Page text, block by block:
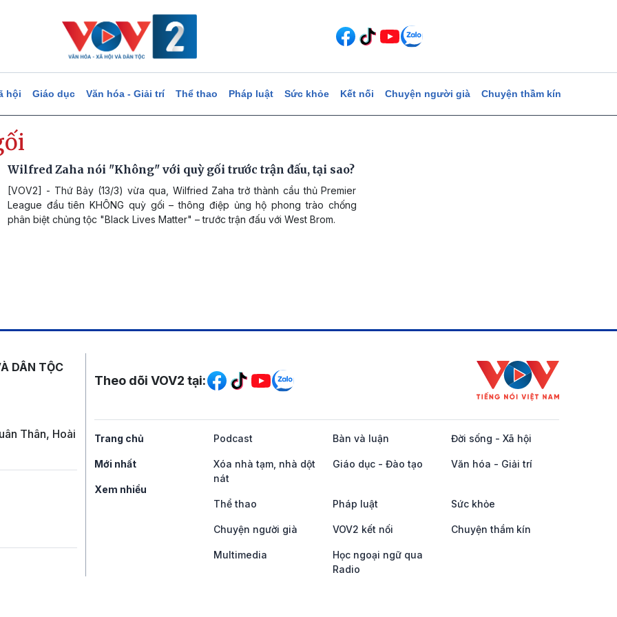
hội Giáo dục Văn hóa - Giải trí Thể thao Pháp luật Sức khỏe Kết nối Chuyện người già Chuyện thầm kín
Wilfred Zaha nói "Không" với quỳ gối trước trận đấu, tại sao?
[VOV2] - Thứ Bảy (13/3) vừa qua, Wilfried Zaha trở thành cầu thủ Premier
League đầu tiên KHÔNG quỳ gối – thông điệp ủng hộ phong trào chống
phân biệt chủng tộc "Black Lives Matter" – trước trận đấu với West Brom.
DÂN TỘC
Thân, Hoài
Mạng xã hội
Theo dõi VOV2 tại:
Trang chủ
Mới nhất
Xem nhiều
Podcast Bàn và luận Đời sống - Xã hội
Xóa nhà tạm, nhà dột
nát
Giáo dục - Đào tạo Văn hóa - Giải trí
Thể thao Pháp luật Sức khỏe
Chuyện người già VOV2 kết nối Chuyện thầm kín
Multimedia
Học ngoại ngữ qua
Radio